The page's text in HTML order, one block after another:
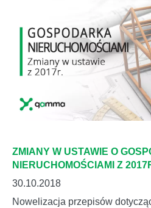
ZMIANY W USTAWIE O
NIERUCHOMOŚCIAMI Z
30.10.2018
Nowelizacja przepisów